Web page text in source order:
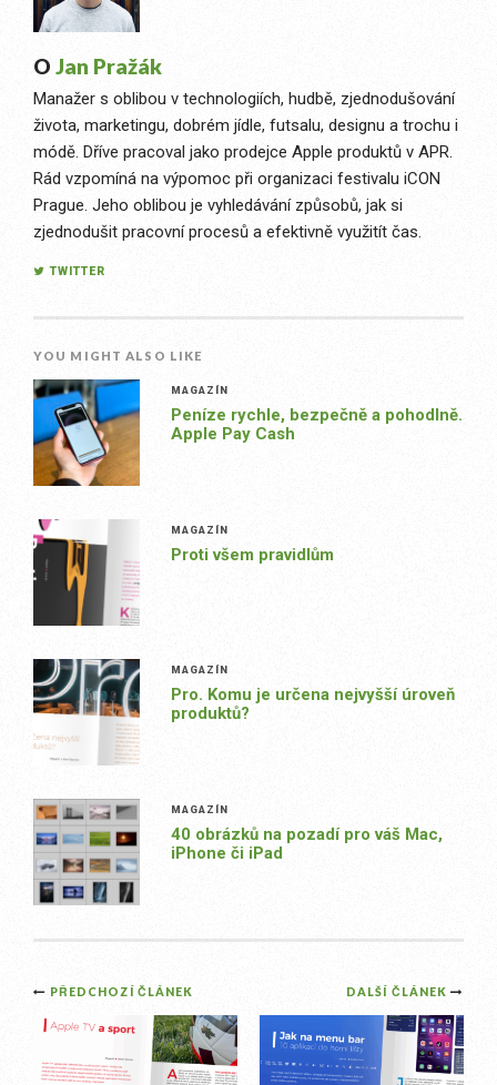
O Jan Pražák
Manažer s oblibou v technologiích, hudbě, zjednodušování
života, marketingu, dobrém jídle, futsalu, designu a trochu i
módě. Dříve pracoval jako prodejce Apple produktů v APR.
Rád vzpomíná na výpomoc při organizaci festivalu iCON
Prague. Jeho oblibou je vyhledávání způsobů, jak si
zjednodušit pracovní procesů a efektivně využitít čas.
TWITTER
YOU MIGHT ALSO LIKE
MAGAZÍN
Peníze rychle, bezpečně a pohodlně.
Apple Pay Cash
MAGAZÍN
Proti všem pravidlům
MAGAZÍN
Pro. Komu je určena nejvyšší úroveň
produktů?
MAGAZÍN
40 obrázků na pozadí pro váš Mac,
iPhone či iPad
Post
navigation
DALŠÍ ČLÁNEK
PŘEDCHOZÍ ČLÁNEK